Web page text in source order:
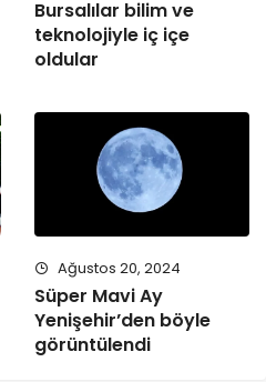
Bursalılar bilim ve
teknolojiyle iç içe
oldular
Ağustos 20, 2024
Süper Mavi Ay
Yenişehir’den böyle
görüntülendi